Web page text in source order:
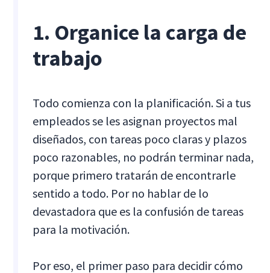
1. Organice la carga de
trabajo
Todo comienza con la planificación. Si a tus
empleados se les asignan proyectos mal
diseñados, con tareas poco claras y plazos
poco razonables, no podrán terminar nada,
porque primero tratarán de encontrarle
sentido a todo. Por no hablar de lo
devastadora que es la confusión de tareas
para la motivación.
Por eso, el primer paso para decidir cómo